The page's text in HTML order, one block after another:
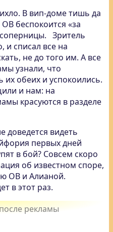
В вип-доме тишь да
беспокоится «за
Зритель
и списал все на
не до того им. А все
узнали, что
их обеих и успокоились.
и нам: на
красуются в разделе
доведется видеть
первых дней
в бой? Совсем скоро
об известном споре,
ОВ и Алианой.
в этот раз.